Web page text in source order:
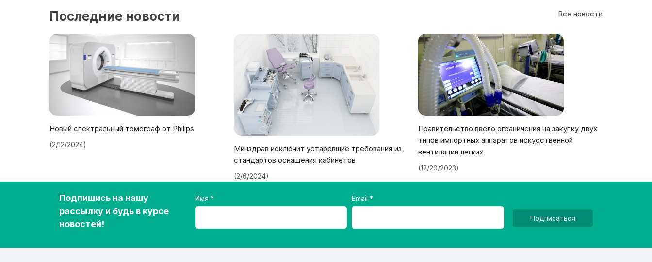
Все новости
Последние новости
Новый спектральный томограф от Philips
(2/12/2024)
Минздрав исключит устаревшие требования из
стандартов оснащения кабинетов
(2/6/2024)
Правительство ввело ограничения на закупку двух
типов импортных аппаратов искусственной
вентиляции легких.
(12/20/2023)
Подпишись на нашу
рассылку и будь в курсе
новостей!
Имя Email
Подписаться